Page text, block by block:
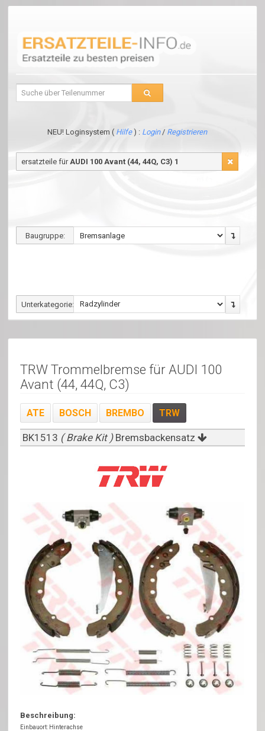
NEU! Loginsystem ( Hilfe) : Login / Registrieren
ersatzteile für AUDI 100 Avant (44, 44Q, C3) 1
Baugruppe:
Unterkategorie:
TRW Trommelbremse für AUDI 100
Avant (44, 44Q, C3)
ATE BOSCH BREMBO TRW
BK1513 ( Brake Kit ) Bremsbackensatz
Beschreibung:
Einbauort: Hinterachse